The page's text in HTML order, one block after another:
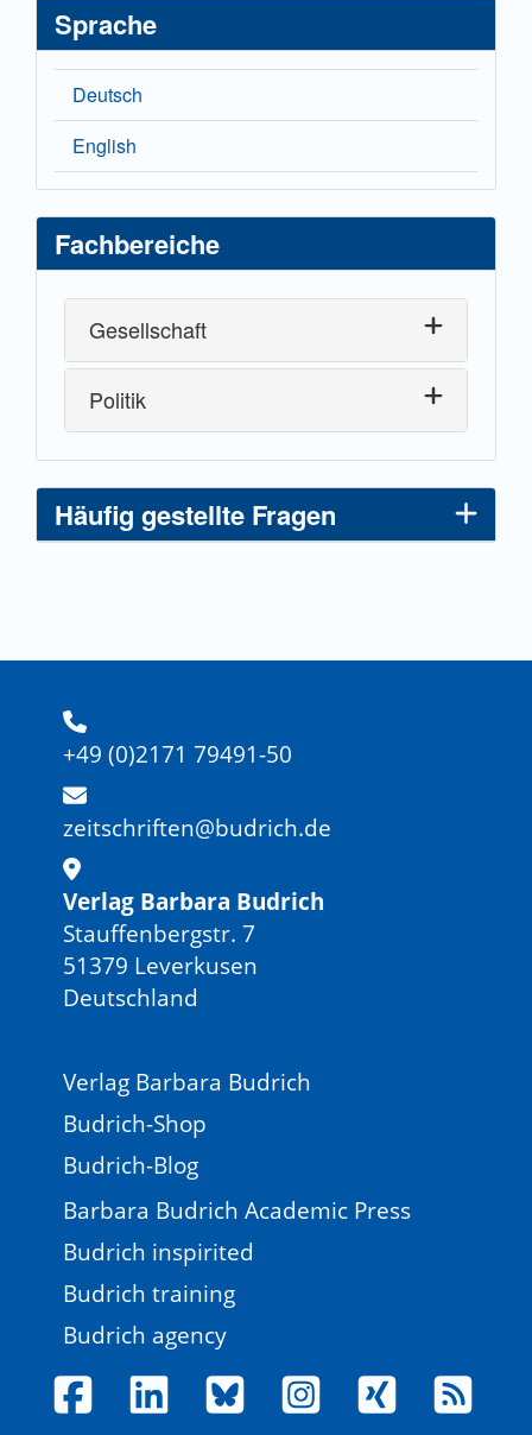
Sprache
Deutsch
English
Fachbereiche
Gesellschaft
Politik
Häufig gestellte Fragen
+49 (0)2171 79491-50
zeitschriften@budrich.de
Verlag Barbara Budrich
Stauffenbergstr. 7
51379 Leverkusen
Deutschland
Verlag Barbara Budrich
Budrich-Shop
Budrich-Blog
Barbara Budrich Academic Press
Budrich inspirited
Budrich training
Budrich agency